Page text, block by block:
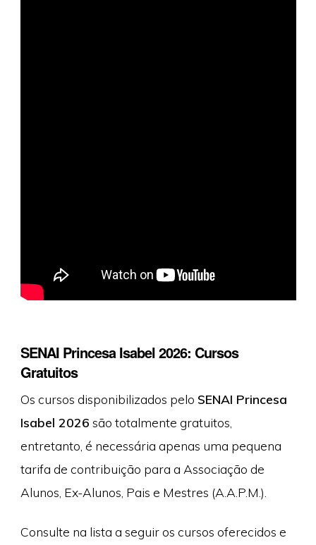
SENAI Princesa Isabel 2026: Cursos
Gratuitos
Os cursos disponibilizados pelo SENAI Princesa
Isabel 2026 são totalmente gratuitos,
entretanto, é necessária apenas uma pequena
tarifa de contribuição para a Associação de
Alunos, Ex-Alunos, Pais e Mestres (A.A.P.M.).
Consulte na lista a seguir os cursos oferecidos e